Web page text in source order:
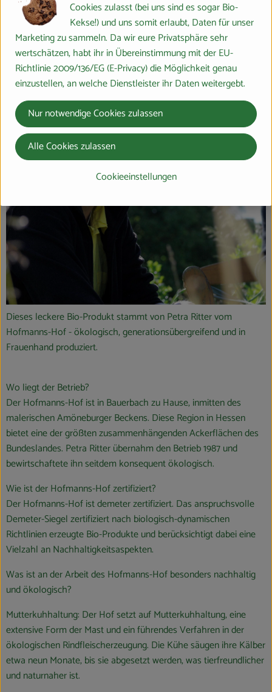
Hersteller: Petra Ritter
35043 Marburg / Bauerbach aus der Region
Mehr Info
Dieses leckere Bio-Produkt stammt von Petra Ritter vom
Hofmanns-Hof - ökologisch, generationsübergreifend und in
Frauenhand produziert.
Wo liegt der Betrieb?
Der Hofmanns-Hof ist in Bauerbach zu Hause, inmitten des
malerischen Amöneburger Beckens. Diese Region in Hessen
bietet eine der größten zusammenhängenden Ackerflächen des
Bundeslandes. Petra Ritter übernahm den Betrieb 1987 und
bewirtschaftete ihn seitdem konsequent ökologisch.
Wie ist der Hofmanns-Hof zertifiziert?
Der Hofmanns-Hof ist demeter zertifiziert. Das anspruchsvolle
Demeter-Siegel zertifiziert nach biologisch-dynamischen
Richtlinien erzeugte Bio-Produkte und berücksichtigt dabei eine
Vielzahl an Nachhaltigkeitsaspekten.
Was ist an der Arbeit des Hofmanns-Hof besonders nachhaltig
und ökologisch?
Mutterkuhhaltung: Der Hof setzt auf Mutterkuhhaltung, eine
extensive Form der Mast und ein führendes Verfahren in der
ökologischen Rindfleischerzeugung. Die Kühe säugen ihre Kälber
etwa neun Monate, bis sie abgesetzt werden, was tierfreundlicher
und naturnaher ist.
Cookies zulasst (bei uns sind es sogar Bio-
Kekse!) und uns somit erlaubt, Daten für unser
Marketing zu sammeln. Da wir eure Privatsphäre sehr
wertschätzen, habt ihr in Übereinstimmung mit der EU-
Richtlinie 2009/136/EG (E-Privacy) die Möglichkeit genau
einzustellen, an welche Dienstleister ihr Daten weitergebt.
Cookieeinstellungen
Nur notwendige Cookies zulassen
Alle Cookies zulassen